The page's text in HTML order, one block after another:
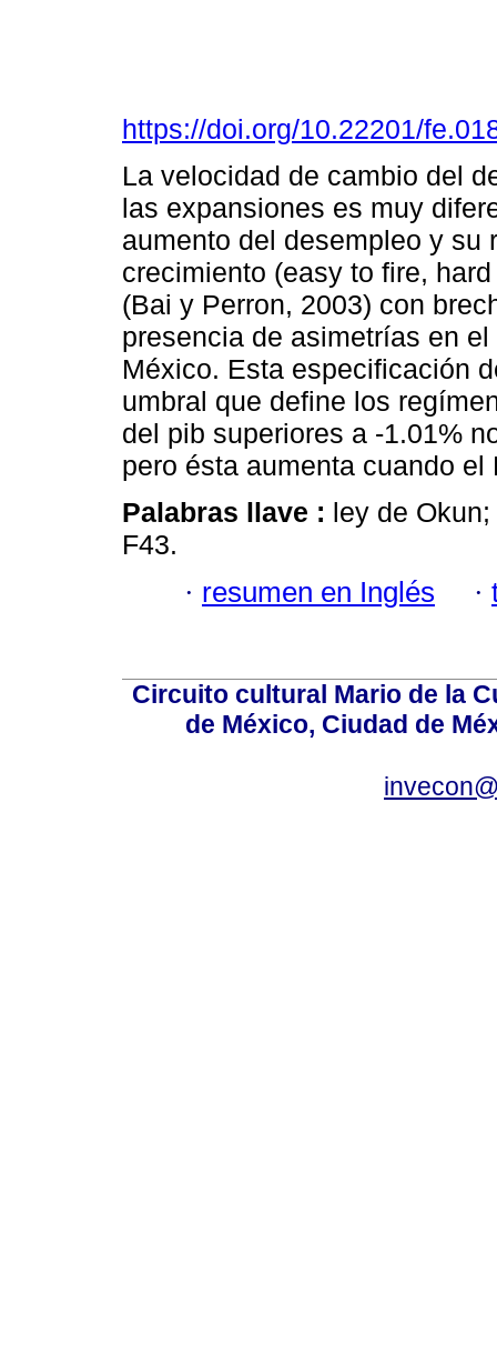
https://doi.org/10.22201/
La velocidad de cambio del
las expansiones es muy
aumento del desempleo y su
crecimiento (easy to fire,
(Bai y Perron, 2003) con
presencia de asimetrías en
México. Esta especificación
umbral que define los
del pib superiores a -1.01%
pero ésta aumenta cuando
Palabras llave : ley de
F43.
· resumen en Inglés ·
Circuito cultural Mario de la
de México, Ciudad de